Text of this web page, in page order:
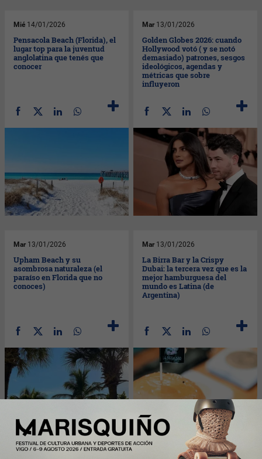
Mié 14/01/2026
Pensacola Beach (Florida), el
lugar top para la juventud
anglolatina que tenés que
conocer
Mar 13/01/2026
Golden Globes 2026: cuando
Hollywood votó ( y se notó
demasiado) patrones, sesgos
ideológicos, agendas y
métricas que sobre
influyeron
Mar 13/01/2026
Upham Beach y su
asombrosa naturaleza (el
paraíso en Florida que no
conoces)
Mar 13/01/2026
La Birra Bar y la Crispy
Dubai: la tercera vez que es la
mejor hamburguesa del
mundo es Latina (de
Argentina)